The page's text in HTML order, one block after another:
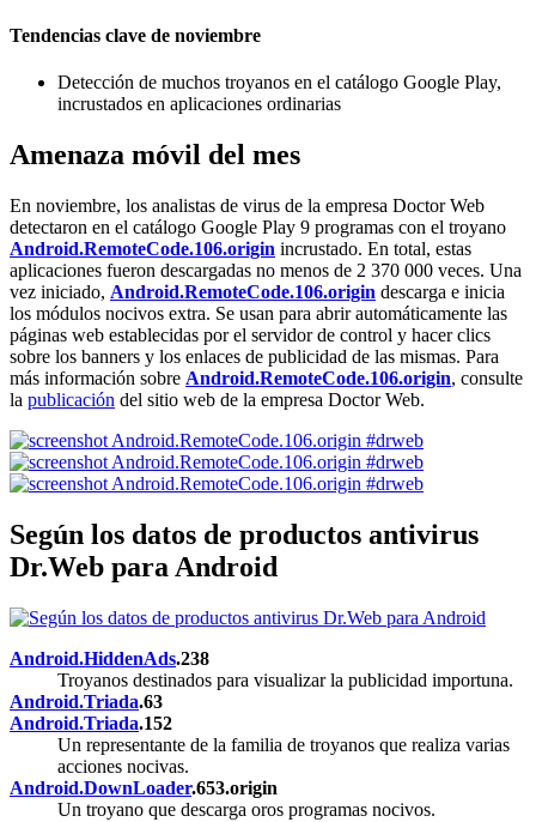
Tendencias clave de noviembre
Detección de muchos troyanos en el catálogo Google Play,
incrustados en aplicaciones ordinarias
Amenaza móvil del mes
En noviembre, los analistas de virus de la empresa Doctor Web
detectaron en el catálogo Google Play 9 programas con el troyano
Android.RemoteCode.106.origin incrustado. En total, estas
aplicaciones fueron descargadas no menos de 2 370 000 veces. Una
vez iniciado, Android.RemoteCode.106.origin descarga e inicia
los módulos nocivos extra. Se usan para abrir automáticamente las
páginas web establecidas por el servidor de control y hacer clics
sobre los banners y los enlaces de publicidad de las mismas. Para
más información sobre Android.RemoteCode.106.origin, consulte
la publicación del sitio web de la empresa Doctor Web.
Según los datos de productos antivirus
Dr.Web para Android
Android.HiddenAds.238
Troyanos destinados para visualizar la publicidad importuna.
Android.Triada.63
Android.Triada.152
Un representante de la familia de troyanos que realiza varias
acciones nocivas.
Android.DownLoader.653.origin
Un troyano que descarga oros programas nocivos.